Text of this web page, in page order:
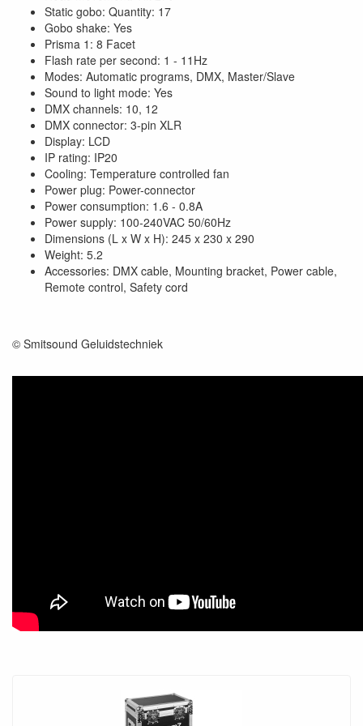
Static gobo: Quantity: 17
Gobo shake: Yes
Prisma 1: 8 Facet
Flash rate per second: 1 - 11Hz
Modes: Automatic programs, DMX, Master/Slave
Sound to light mode: Yes
DMX channels: 10, 12
DMX connector: 3-pin XLR
Display: LCD
IP rating: IP20
Cooling: Temperature controlled fan
Power plug: Power-connector
Power consumption: 1.6 - 0.8A
Power supply: 100-240VAC 50/60Hz
Dimensions (L x W x H): 245 x 230 x 290
Weight: 5.2
Accessories: DMX cable, Mounting bracket, Power cable,
Remote control, Safety cord
© Smitsound Geluidstechniek